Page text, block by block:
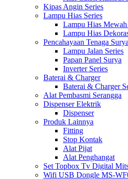
Kipas Angin Series
Lampu Hias Series
Lampu Hias Mewah
Lampu Hias
Pencahayaan Tenaga
Lampu Jalan Series
Papan Panel Surya
Inverter Series
Baterai & Charger
Baterai & Charger
Alat Pembasmi Serangga
Dispenser Elektrik
Dispenser
Produk Lainnya
Fitting
Stop Kontak
Alat Pijat
Alat Penghangat
Set Topbox Tv Digital
Wifi USB Dongle MS-